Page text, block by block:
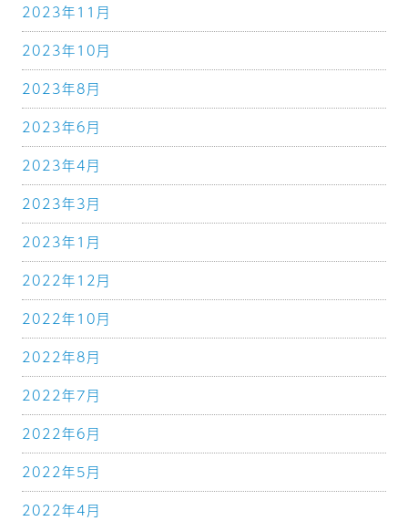
2023年11月
2023年10月
2023年8月
2023年6月
2023年4月
2023年3月
2023年1月
2022年12月
2022年10月
2022年8月
2022年7月
2022年6月
2022年5月
2022年4月